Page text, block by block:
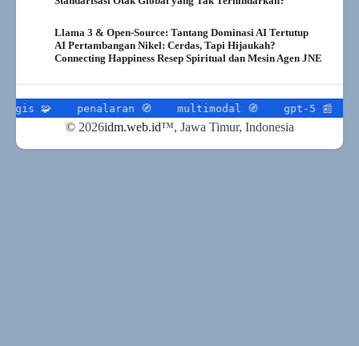
Llama 3 & Open-Source: Tantang Dominasi AI Tertutup
AI Pertambangan Nikel: Cerdas, Tapi Hijaukah?
Connecting Happiness Resep Spiritual dan Mesin Agen JNE
penalaran 🧭 multimodal 🧭 gpt-5 📰
©2026idm.web.id™, Jawa Timur, Indonesia